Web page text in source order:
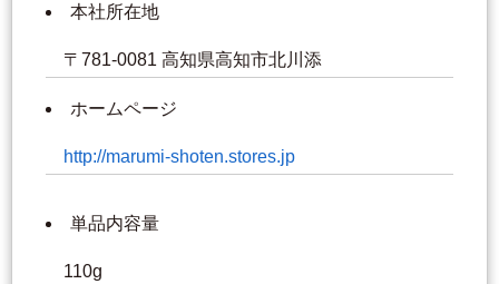
本社所在地
〒781-0081 高知県高知市北川添
ホームページ
http://marumi-shoten.stores.jp
単品内容量
110g